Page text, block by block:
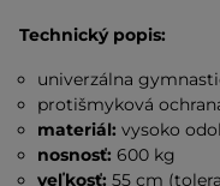
Technický popis:
univerzálna
protišmyková
materiál: vysoko
nosnosť: 600 kg
veľkosť: 55 cm